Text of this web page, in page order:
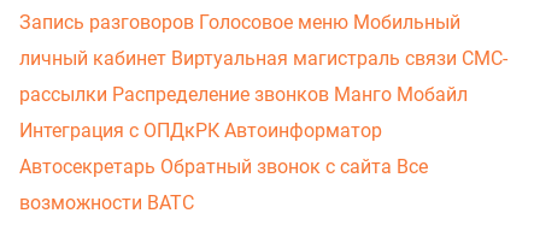
Запись разговоров Голосовое меню Мобильный
личный кабинет Виртуальная магистраль связи СМС-
рассылки Распределение звонков Манго Мобайл
Интеграция с ОПДкРК Автоинформатор
Автосекретарь Обратный звонок с сайта Все
возможности ВАТС